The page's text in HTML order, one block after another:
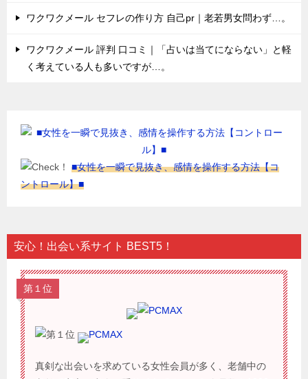
ワクワクメール セフレの作り方 自己pr｜老若男女問わず…。
ワクワクメール 評判 口コミ｜「占いは当てにならない」と軽
く考えている人も多いですが…。
■女性を一瞬で見抜き、感情を操作する方法【コ
ントロール】■
安心！出会い系サイト BEST5！
第１位
PCMAX
真剣な出会いを求めている女性会員が多く、老舗中の